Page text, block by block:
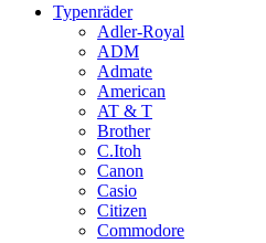
Typenräder
Adler-Royal
ADM
Admate
American
AT & T
Brother
C.Itoh
Canon
Casio
Citizen
Commodore